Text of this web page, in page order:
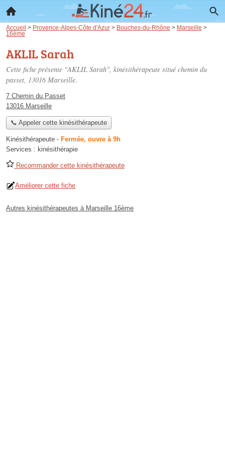
Accueil > Provence-Alpes-Côte d'Azur > Bouches-du-Rhône > Marseille >
16ème
AKLIL Sarah
Cette fiche présente "AKLIL Sarah", kinésithérapeute situé chemin du
passet, 13016 Marseille.
7 Chemin du Passet
13016 Marseille
📞 Appeler cette kinésithérapeute
Kinésithérapeute - Fermée, ouvre à 9h
Services : kinésithérapie
Recommander cette kinésithérapeute
Améliorer cette fiche
Autres kinésithérapeutes à Marseille 16ème